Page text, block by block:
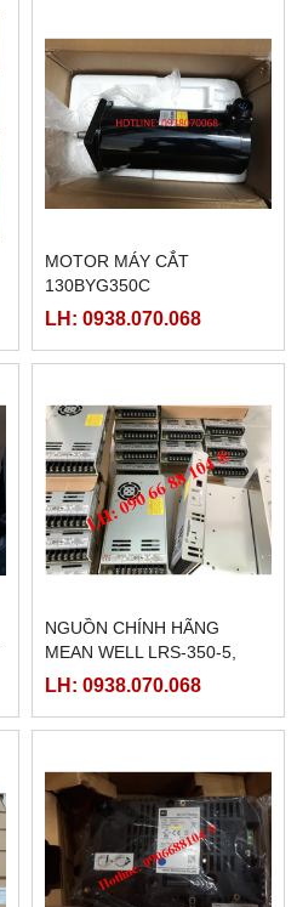
MOTOR MÁY CẮT
130BYG350C
LH: 0938.070.068
NGUỒN CHÍNH HÃNG
MEAN WELL LRS-350-5,
LRS-350-12, LRS-350-24,
LRS-350-48
LH: 0938.070.068